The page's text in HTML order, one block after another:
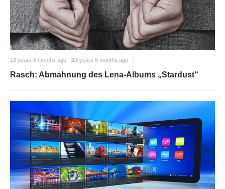
13 years 8 months ago 13 years 8 months ago
Rasch: Abmahnung des Lena-Albums „Stardust“